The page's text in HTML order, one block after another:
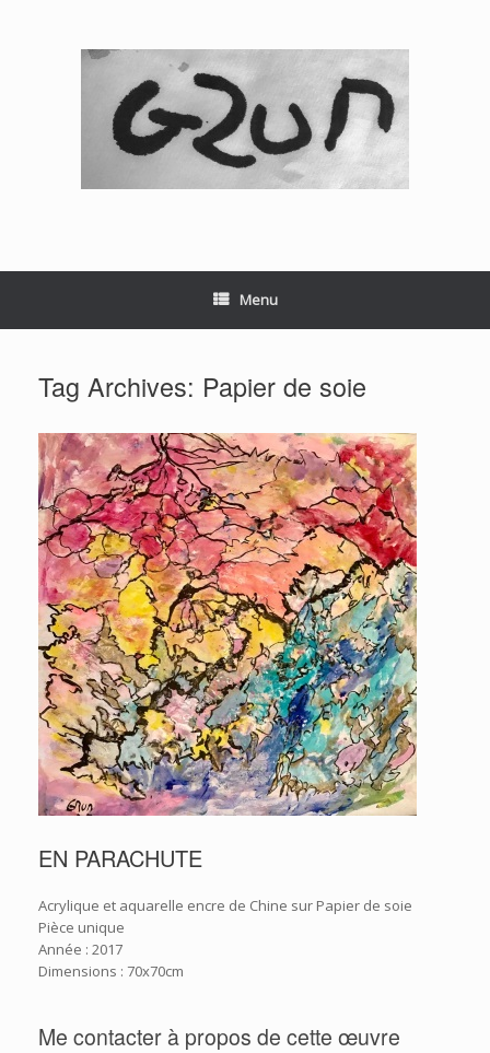
Menu
Tag Archives: Papier de soie
EN PARACHUTE
Acrylique et aquarelle encre de Chine sur Papier de soie
Pièce unique
Année : 2017
Dimensions : 70x70cm
Me contacter à propos de cette œuvre